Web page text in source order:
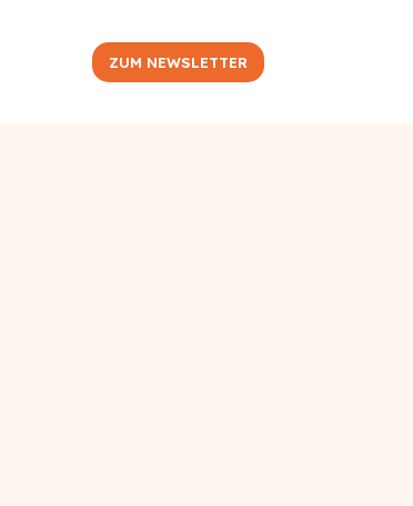
ZUM NEWSLETTER